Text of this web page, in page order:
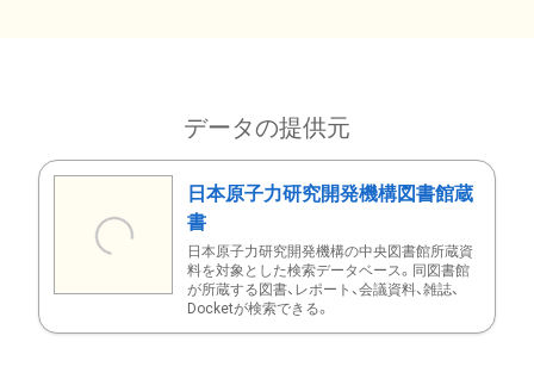
データの提供元
日本原子力研究開発機構図書館蔵
書
日本原子力研究開発機構の中央図書館所蔵資
料を対象とした検索データベース。同図書館
が所蔵する図書、レポート、会議資料、雑誌、
Docketが検索できる。